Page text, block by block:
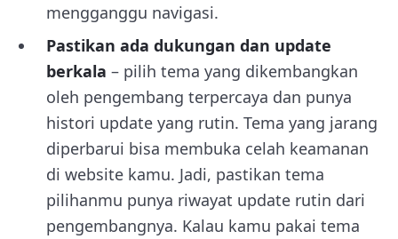
mengganggu navigasi.
Pastikan ada dukungan dan update
berkala – pilih tema yang dikembangkan
oleh pengembang terpercaya dan punya
histori update yang rutin. Tema yang jarang
diperbarui bisa membuka celah keamanan
di website kamu. Jadi, pastikan tema
pilihanmu punya riwayat update rutin dari
pengembangnya. Kalau kamu pakai tema